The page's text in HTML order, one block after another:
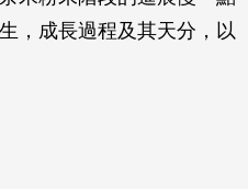
，成長過程及其天分，以